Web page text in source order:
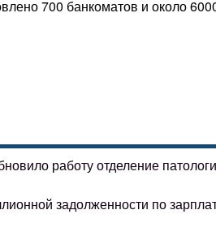
700 банкоматов и около
работу отделение
задолженности по